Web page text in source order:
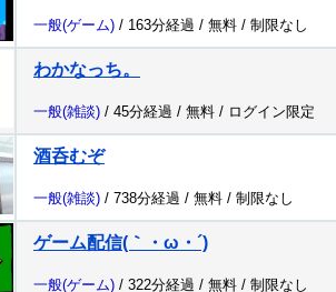
一般(ゲーム) / 163分経過 / 無料 / 制限なし
わかなっち。
一般(雑談) / 45分経過 / 無料 / ログイン限定
酒呑むぞ
一般(雑談) / 738分経過 / 無料 / 制限なし
ゲーム配信(｀・ω・´)
一般(ゲーム) / 322分経過 / 無料 / 制限なし